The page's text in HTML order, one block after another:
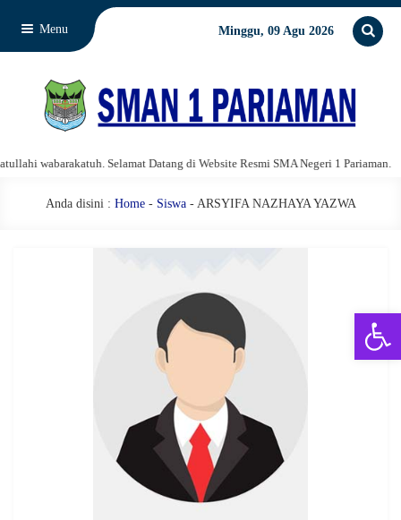
Menu Minggu, 09 Agu 2026
wabarakatuh. Selamat Datang di Website Resmi SMA Negeri 1 Pariaman.
Anda disini : Home- Siswa- ARSYIFA NAZHAYA YAZWA